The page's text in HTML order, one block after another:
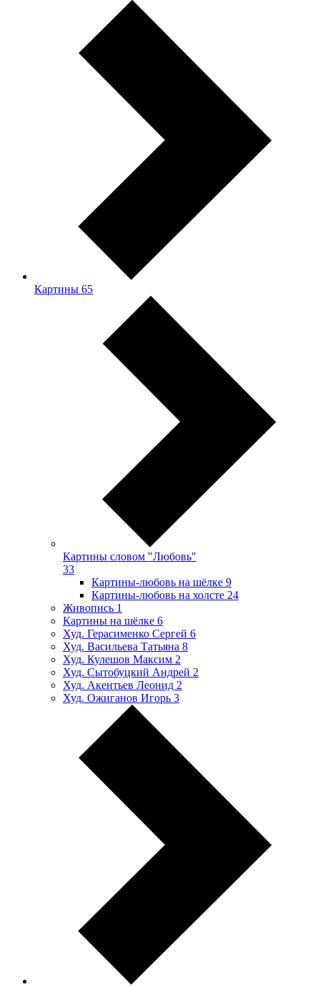
Картины 65
Картины словом "Любовь"
33
Картины-любовь на шёлке 9
Картины-любовь на холсте 24
Живопись 1
Картины на шёлке 6
Худ. Герасименко Сергей 6
Худ. Васильева Татьяна 8
Худ. Кулешов Максим 2
Худ. Сытобуцкий Андрей 2
Худ. Акентьев Леонид 2
Худ. Ожиганов Игорь 3